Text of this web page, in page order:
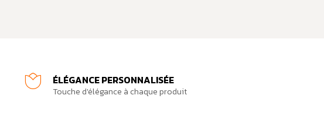
ÉLÉGANCE PERSONNALISÉE
Touche d'élégance à chaque produit